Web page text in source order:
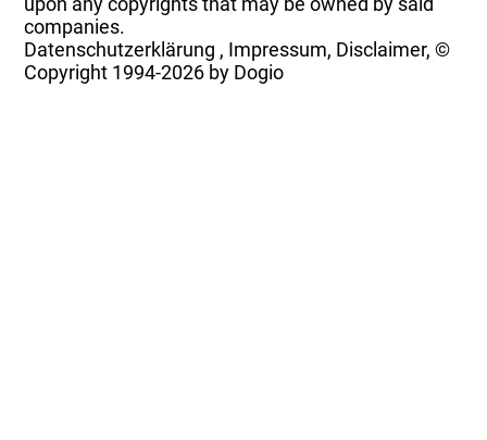
companies.
Datenschutzerklärung , Impressum, Disclaimer, ©
Copyright 1994-2026 by Dogio